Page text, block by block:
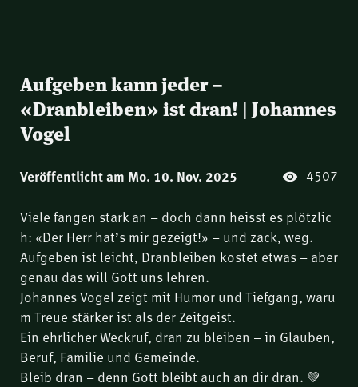
Aufgeben kann jeder –
«Dranbleiben» ist dran! | Johannes
Vogel
Veröffentlicht am Mo. 10. Nov. 2025 4507
Viele fangen stark an – doch dann heisst es plötzlic
h: «Der Herr hat’s mir gezeigt!» – und zack, weg.
Aufgeben ist leicht, Dranbleiben kostet etwas – aber
genau das will Gott uns lehren.
Johannes Vogel zeigt mit Humor und Tiefgang, waru
m Treue stärker ist als der Zeitgeist.
Ein ehrlicher Weckruf, dran zu bleiben – in Glauben,
Beruf, Familie und Gemeinde.
Bleib dran – denn Gott bleibt auch an dir dran. 💚